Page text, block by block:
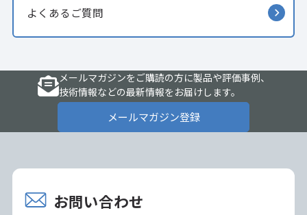
よくあるご質問
メールマガジンをご購読の方に製品や評価事例、
技術情報などの最新情報をお届けします。
メールマガジン登録
お問い合わせ